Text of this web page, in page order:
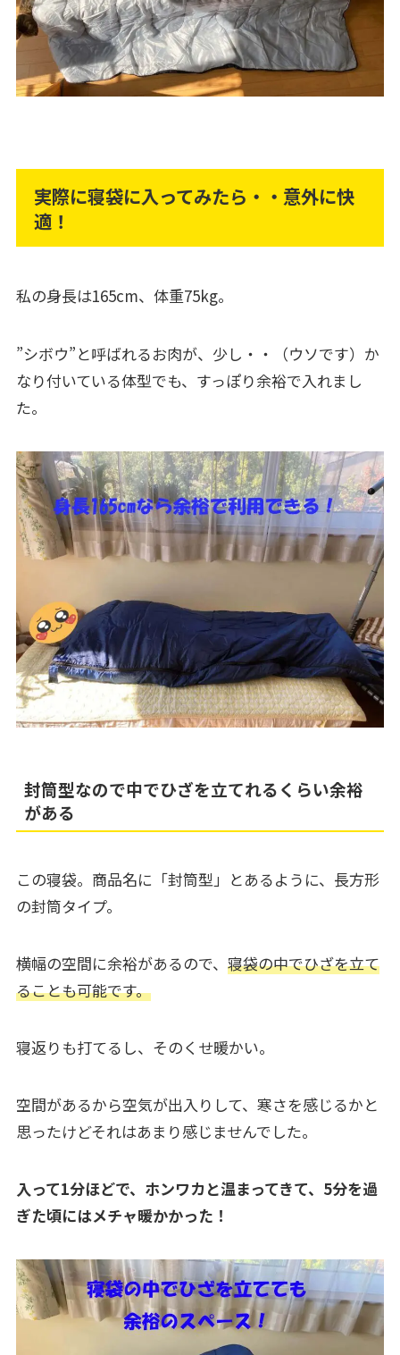
実際に寝袋に入ってみたら・・意外に快
適！
私の身長は165cm、体重75kg。
”シボウ”と呼ばれるお肉が、少し・・（ウソです）か
なり付いている体型でも、すっぽり余裕で入れまし
た。
封筒型なので中でひざを立てれるくらい余裕
がある
この寝袋。商品名に「封筒型」とあるように、長方形
の封筒タイプ。
横幅の空間に余裕があるので、 寝袋の中でひざを立て
ることも可能です。
寝返りも打てるし、そのくせ暖かい。
空間があるから空気が出入りして、寒さを感じるかと
思ったけどそれはあまり感じませんでした。
入って1分ほどで、ホンワカと温まってきて、5分を過
ぎた頃にはメチャ暖かかった！